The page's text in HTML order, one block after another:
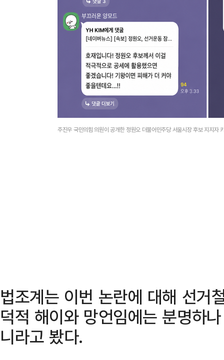
주진우 국민의힘 의원이 공개한 정원오 더불어민주당 서울시장 후보 지지자
법조계는 이번 논란에 대해 선거
덕적 해이와 망언임에는 분명하
니라고 봤다.